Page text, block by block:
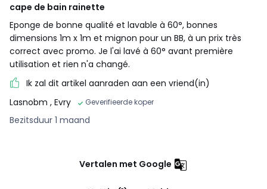
cape de bain rainette
Eponge de bonne qualité et lavable à 60°, bonnes
dimensions 1m x 1m et mignon pour un BB, à un prix très
correct avec promo. Je l'ai lavé à 60° avant première
utilisation et rien n'a changé.
Ik zal dit artikel aanraden aan een vriend(in)
Lasnobm , Evry Geverifieerde koper
Bezitsduur 1 maand
Vertalen met Google